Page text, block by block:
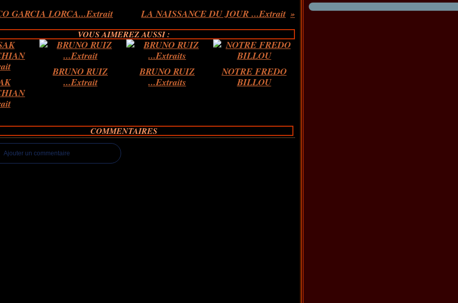
GARCIA LORCA...Extrait LA NAISSANCE DU JOUR ...Extrait
VOUS AIMEREZ AUSSI :
BRUNO RUIZ
...Extrait
BRUNO RUIZ
...Extraits
NOTRE FREDO
BILLOU
COMMENTAIRES
Ajouter un commentaire